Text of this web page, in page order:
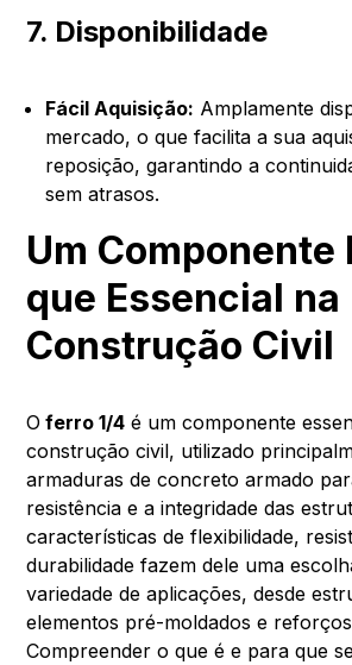
7. Disponibilidade
Fácil Aquisição: Amplamente
mercado, o que facilita a sua
reposição, garantindo a
sem atrasos.
Um Componente
que Essencial na
Construção Civil
O ferro 1/4 é um componente
construção civil, utilizado
armaduras de concreto armado
resistência e a integridade das
características de flexibilidade,
durabilidade fazem dele uma
variedade de aplicações, desde
elementos pré-moldados e
Compreender o que é e para que